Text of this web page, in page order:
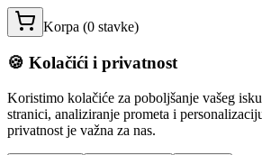
Korpa (0 stavke)
🍪 Kolačići i privatnost
Koristimo kolačiće za poboljšanje vašeg
stranici, analiziranje prometa i
privatnost je važna za nas.